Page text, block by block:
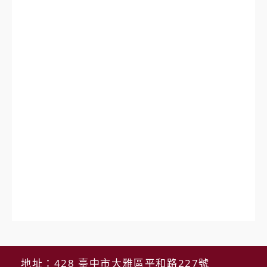
地址：428 臺中市大雅區平和路227號